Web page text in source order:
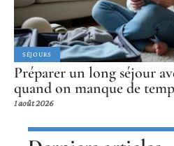
SÉJOURS
Préparer un long séjour
quand on manque de
1 août 2026